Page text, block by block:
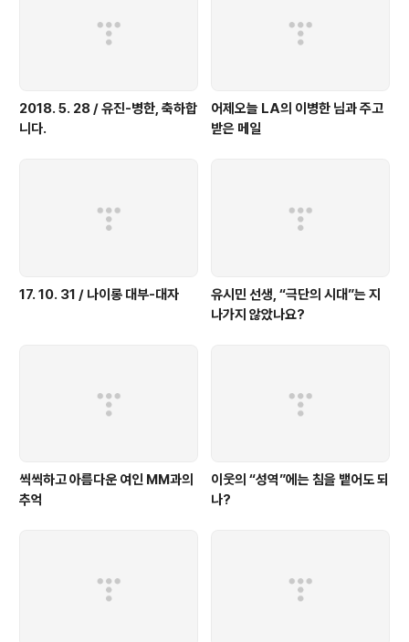
2018. 5. 28 / 유진-병한, 축하합
니다.
어제오늘 LA의 이병한 님과 주고
받은 메일
17. 10. 31 / 나이롱 대부-대자
유시민 선생, “극단의 시대”는 지
나가지 않았나요?
씩씩하고 아름다운 여인 MM과의
추억
이웃의 “성역”에는 침을 뱉어도 되
나?